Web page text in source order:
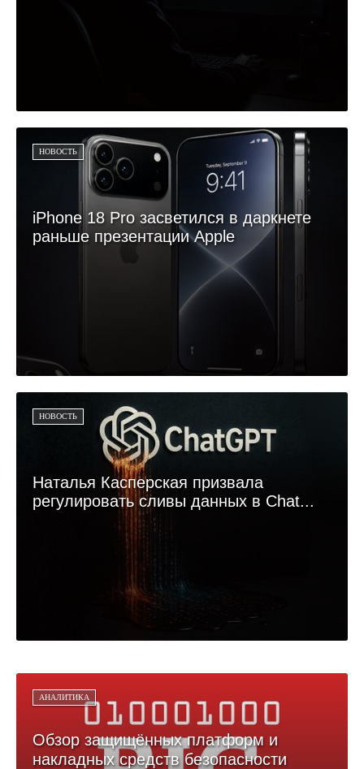
НОВОСТЬ
iPhone 18 Pro засветился в даркнете
раньше презентации Apple
НОВОСТЬ
Наталья Касперская призвала
регулировать сливы данных в Chat...
АНАЛИТИКА
Обзор защищённых платформ и
накладных средств безопасности